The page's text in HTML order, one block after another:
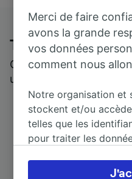
Trainline : l'avis de
Qui mieux pour parler
utilisent ?
Merci de faire
avons la grande
vos données
comment nous
Notre organisation et
stockent et/ou
telles que les
pour traiter les
préférences,